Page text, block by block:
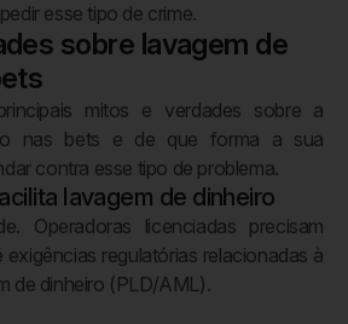
esse tipo de crime.
sobre lavagem de
mitos e verdades sobre a
nas bets e de que forma a sua
contra esse tipo de problema.
lavagem de dinheiro
Operadoras licenciadas precisam
exigências regulatórias relacionadas à
de dinheiro (PLD/AML).